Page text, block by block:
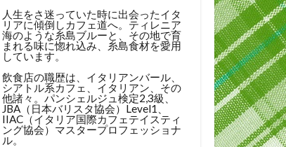
人生をさ迷っていた時に出会ったイタ
リアに傾倒しカフェ道へ。ティレニア
海のような糸島ブルーと、その地で育
まれる味に惚れ込み、糸島食材を愛用
しています。
飲食店の職歴は、イタリアンバール、
シアトル系カフェ、イタリアン、その
他諸々。パンシェルジュ検定2,3級、
JBA（日本バリスタ協会）Level1、
IIAC（イタリア国際カフェテイスティ
ング協会）マスタープロフェッショナ
ル。